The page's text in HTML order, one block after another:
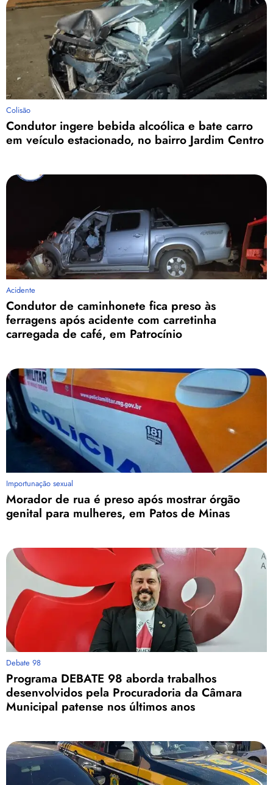
Colisão
Condutor ingere bebida alcoólica e bate carro
em veículo estacionado, no bairro Jardim Centro
Acidente
Condutor de caminhonete fica preso às
ferragens após acidente com carretinha
carregada de café, em Patrocínio
Importunação sexual
Morador de rua é preso após mostrar órgão
genital para mulheres, em Patos de Minas
Debate 98
Programa DEBATE 98 aborda trabalhos
desenvolvidos pela Procuradoria da Câmara
Municipal patense nos últimos anos